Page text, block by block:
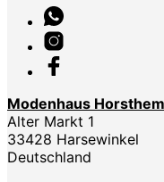
Modenhaus
Alter Markt 1
33428 Harsewinkel
Deutschland